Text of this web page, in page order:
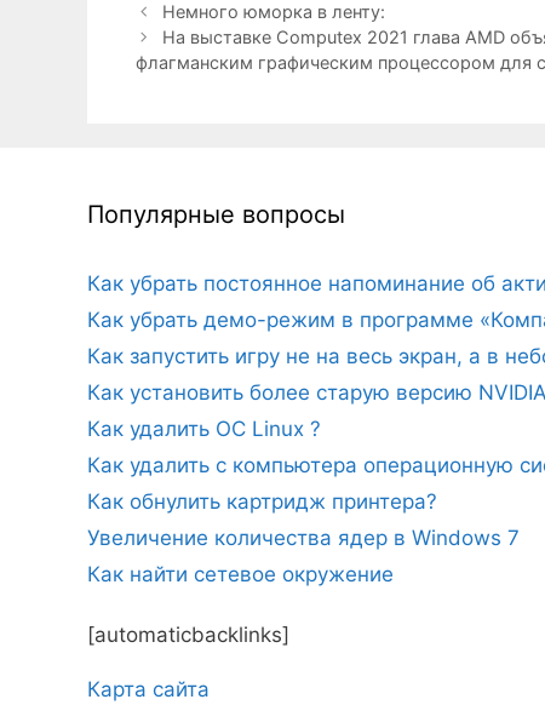
Немного юморка в ленту:
На выставке Computex 2021 глава AMD
флагманским графическим процессором для
Популярные вопросы
Как убрать постоянное напоминание об
Как убрать демо-режим в программе
Как запустить игру не на весь экран, а в
Как установить более старую версию
Как удалить ОС Linux ?
Как удалить с компьютера операционную
Как обнулить картридж принтера?
Увеличение количества ядер в Windows 7
Как найти сетевое окружение
[automaticbacklinks]
Карта сайтa